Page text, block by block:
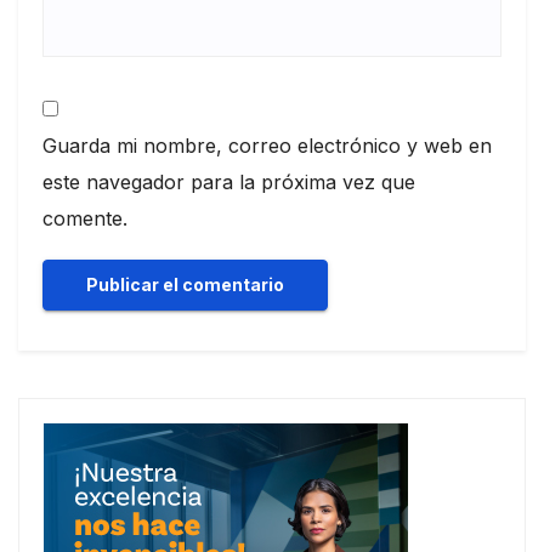
Guarda mi nombre, correo electrónico y web en
este navegador para la próxima vez que
comente.